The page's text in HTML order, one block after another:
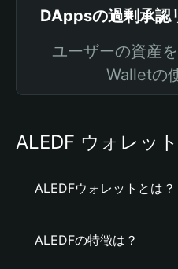
DAppsの過剰承認
ユーザーの資産
Walletの
ALEDF ウォレッ
ALEDFウォレットとは？
ALEDFの特徴は？